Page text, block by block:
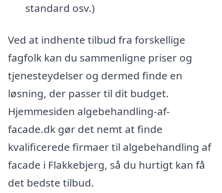
standard osv.)
Ved at indhente tilbud fra forskellige
fagfolk kan du sammenligne priser og
tjenesteydelser og dermed finde en
løsning, der passer til dit budget.
Hjemmesiden algebehandling-af-
facade.dk gør det nemt at finde
kvalificerede firmaer til algebehandling af
facade i Flakkebjerg, så du hurtigt kan få
det bedste tilbud.